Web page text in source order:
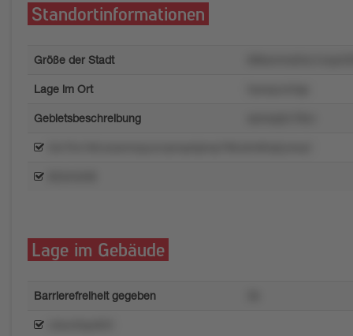
Standortinformationen
Größe der Stadt
Lage im Ort
Gebietsbeschreibung
Lage im Gebäude
Barrierefreiheit gegeben